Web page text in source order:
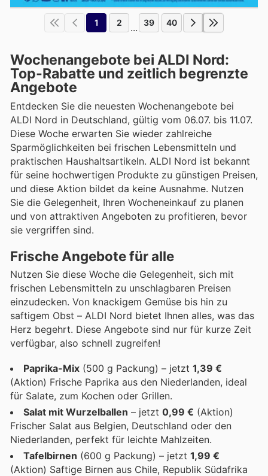
1 2 ... 39 40
Wochenangebote bei ALDI Nord:
Top-Rabatte und zeitlich begrenzte
Angebote
Entdecken Sie die neuesten Wochenangebote bei
ALDI Nord in Deutschland, gültig vom 06.07. bis 11.07.
Diese Woche erwarten Sie wieder zahlreiche
Sparmöglichkeiten bei frischen Lebensmitteln und
praktischen Haushaltsartikeln. ALDI Nord ist bekannt
für seine hochwertigen Produkte zu günstigen Preisen,
und diese Aktion bildet da keine Ausnahme. Nutzen
Sie die Gelegenheit, Ihren Wocheneinkauf zu planen
und von attraktiven Angeboten zu profitieren, bevor
sie vergriffen sind.
Frische Angebote für alle
Nutzen Sie diese Woche die Gelegenheit, sich mit
frischen Lebensmitteln zu unschlagbaren Preisen
einzudecken. Von knackigem Gemüse bis hin zu
saftigem Obst – ALDI Nord bietet Ihnen alles, was das
Herz begehrt. Diese Angebote sind nur für kurze Zeit
verfügbar, also schnell zugreifen!
Paprika-Mix (500 g Packung) – jetzt 1,39 €
(Aktion) Frische Paprika aus den Niederlanden, ideal
für Salate, zum Kochen oder Grillen.
Salat mit Wurzelballen – jetzt 0,99 € (Aktion)
Frischer Salat aus Belgien, Deutschland oder den
Niederlanden, perfekt für leichte Mahlzeiten.
Tafelbirnen (600 g Packung) – jetzt 1,99 €
(Aktion) Saftige Birnen aus Chile, Republik Südafrika